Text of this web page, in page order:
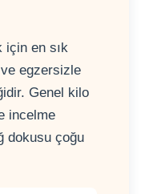
için en sık
egzersizle
Genel kilo
incelme
dokusu çoğu